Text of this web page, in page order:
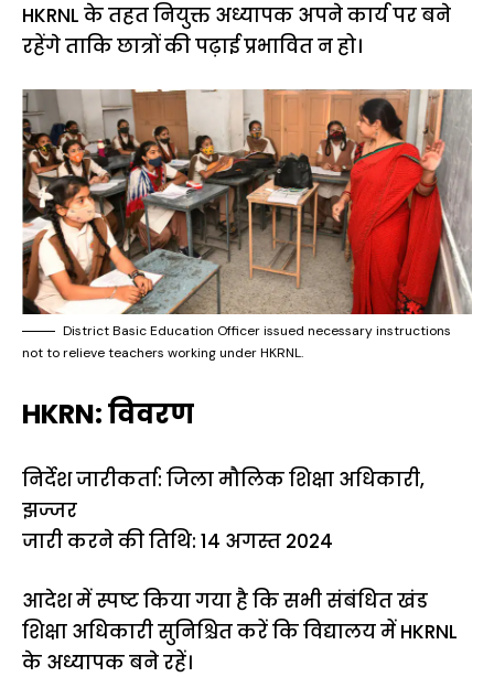
HKRNL के तहत नियुक्त अध्यापक अपने कार्य पर बने
रहेंगे ताकि छात्रों की पढ़ाई प्रभावित न हो।
District Basic Education Officer issued necessary instructions
not to relieve teachers working under HKRNL.
HKRN: विवरण
निर्देश जारीकर्ता: जिला मौलिक शिक्षा अधिकारी,
झज्जर
जारी करने की तिथि: 14 अगस्त 2024
आदेश में स्पष्ट किया गया है कि सभी संबंधित खंड
शिक्षा अधिकारी सुनिश्चित करें कि विद्यालय में HKRNL
के अध्यापक बने रहें।